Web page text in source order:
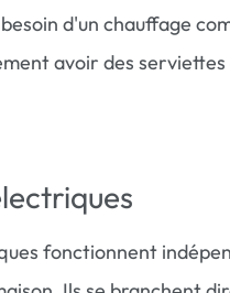
d'un chauffage
avoir des
fonctionnent